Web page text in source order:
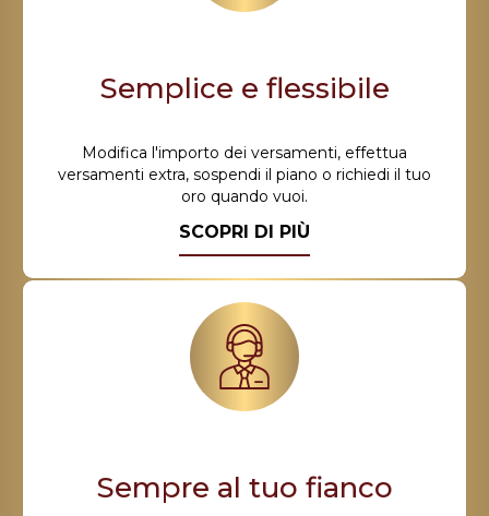
Semplice e flessibile
Modifica l'importo dei versamenti, effettua
versamenti extra, sospendi il piano o richiedi il tuo
oro quando vuoi.
SCOPRI DI PIÙ
Sempre al tuo fianco